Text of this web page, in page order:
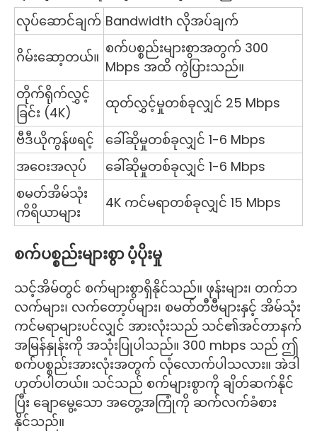
လုပ်ဆောင်ချက် Bandwidth လိုအပ်ချက်
ဂိမ်းဆော့တယ်။
စက်ပစ္စည်းများစွာအတွက် 300
Mbps အထိ ကွဲပြားသည်။
တိုက်ရိုက်လွှင့်
ခြင်း (4K)
ထုတ်လွှင့်မှုတစ်ခုလျှင် 25 Mbps
ဗီဒီယိုကွန်ဖရင့်
ခေါ်ဆိုမှုတစ်ခုလျှင် 1-6 Mbps
အဝေးအလုပ်
ခေါ်ဆိုမှုတစ်ခုလျှင် 1-6 Mbps
စမတ်အိမ်သုံး
ကိရိယာများ
4K ကင်မရာတစ်ခုလျှင် 15 Mbps
စက်ပစ္စည်းများစွာ ပံ့ပိုးမှု
သင့်အိမ်တွင် စက်များစွာရှိနိုင်သည်။ ဖုန်းများ၊ တက်ဘ
လက်များ၊ လက်တော့ပ်များ၊ စမတ်တီဗီများနှင့် အိမ်သုံး
ကင်မရာများပင်လျှင် အားလုံးသည် သင်၏အင်တာနက်
အမြန်နှုန်းကို အသုံးပြုပါသည်။ 300 mbps သည် ဤ
စက်ပစ္စည်းအားလုံးအတွက် လုံလောက်ပါသလား။ အဲဒါ
ဟုတ်ပါတယ်။ သင်သည် စက်များစွာကို ချိတ်ဆက်နိုင်
ပြီး ချောမွေ့သော အတွေ့အကြုံကို ဆက်လက်ခံစား
နိုင်သည်။